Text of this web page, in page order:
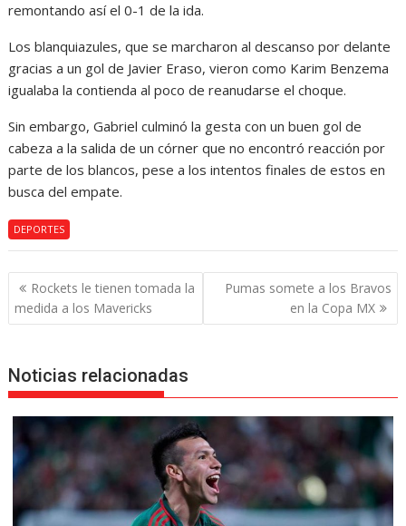
remontando así el 0-1 de la ida.
Los blanquiazules, que se marcharon al descanso por delante
gracias a un gol de Javier Eraso, vieron como Karim Benzema
igualaba la contienda al poco de reanudarse el choque.
Sin embargo, Gabriel culminó la gesta con un buen gol de
cabeza a la salida de un córner que no encontró reacción por
parte de los blancos, pese a los intentos finales de estos en
busca del empate.
DEPORTES
Navegación
de
entradas
Rockets le tienen tomada la
medida a los Mavericks
Pumas somete a los Bravos
en la Copa MX
Noticias relacionadas